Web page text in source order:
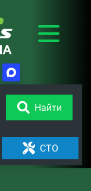
Найти
СТО